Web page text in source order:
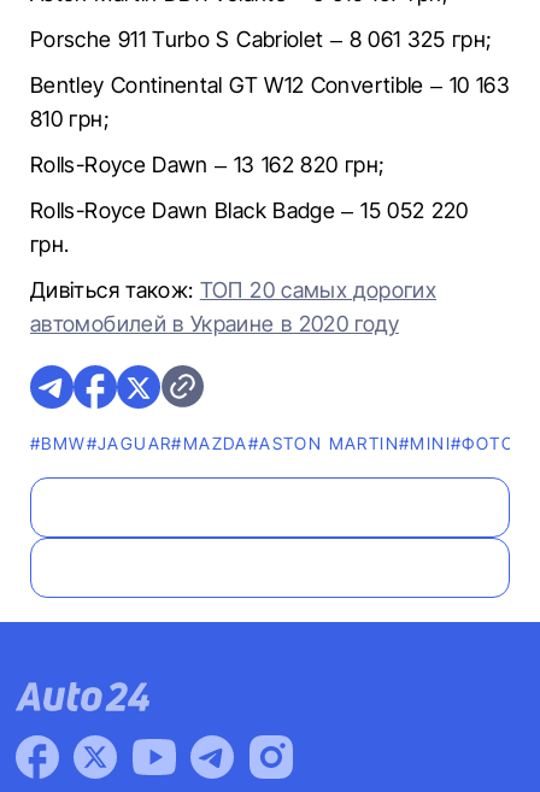
Porsche 911 Turbo S Cabriolet – 8 061 325 грн;
Bentley Continental GT W12 Convertible – 10 163
810 грн;
Rolls-Royce Dawn – 13 162 820 грн;
Rolls-Royce Dawn Black Badge – 15 052 220
грн.
Дивіться також: ТОП 20 самых дорогих
автомобилей в Украине в 2020 году
#BMW#JAGUAR#MAZDA#ASTON MARTIN#MINI#ФОТО